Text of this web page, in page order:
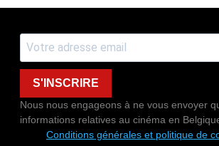
S'INSCRIRE
Nous nous engageons à ne vous envoyer
informations relatives au cinéma en
Conditions générales et politique de